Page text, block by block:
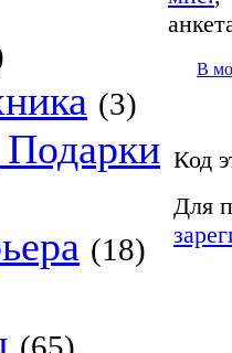
(3)
(18)
В
Код
Для